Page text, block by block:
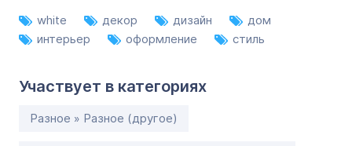
white декор дизайн
дом
интерьер
оформление стиль
Участвует в категориях
Разное » Разное (другое)